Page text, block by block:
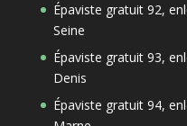
Épaviste gratuit 92,
Seine
Épaviste gratuit 93,
Denis
Épaviste gratuit 94,